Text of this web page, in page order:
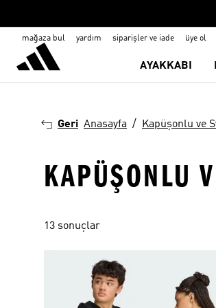
mağaza bul yardım siparişler ve iade üye ol
AYAKKABI
Geri Anasayfa Kapüşonlu ve
KAPÜŞONLU
13 sonuçlar